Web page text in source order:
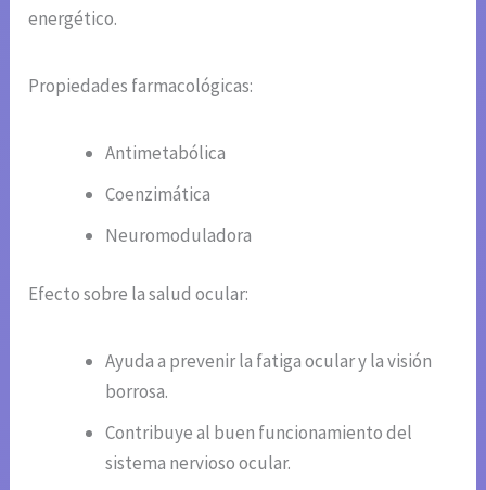
energético.
Propiedades farmacológicas:
Antimetabólica
Coenzimática
Neuromoduladora
Efecto sobre la salud ocular:
Ayuda a prevenir la fatiga ocular y la visión
borrosa.
Contribuye al buen funcionamiento del
sistema nervioso ocular.